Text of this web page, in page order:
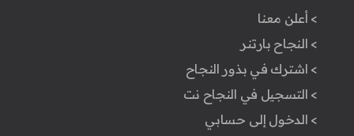
> أعلن معنا
> النجاح بارتنر
> اشترك في بذور النجاح
> التسجيل في النجاح نت
> الدخول إلى حسابي